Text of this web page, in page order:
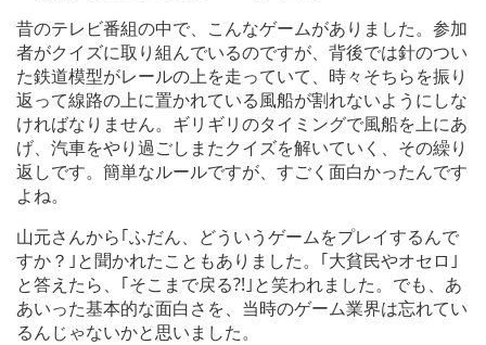
昔のテレビ番組の中で、こんなゲームがありました。参加
者がクイズに取り組んでいるのですが、背後では針のつい
た鉄道模型がレールの上を走っていて、時々そちらを振り
返って線路の上に置かれている風船が割れないようにしな
ければなりません。ギリギリのタイミングで風船を上にあ
げ、汽車をやり過ごしまたクイズを解いていく、その繰り
返しです。簡単なルールですが、すごく面白かったんです
よね。
山元さんから｢ふだん、どういうゲームをプレイするんで
すか？｣と聞かれたこともありました。｢大貧民やオセロ｣
と答えたら、｢そこまで戻る?!｣と笑われました。でも、あ
あいった基本的な面白さを、当時のゲーム業界は忘れてい
るんじゃないかと思いました。